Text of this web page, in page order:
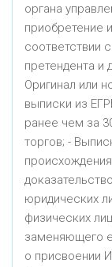
органа
приобретение
соответствии
претендента и
Оригинал или
выписки из
ранее чем за
торгов; -
юридических
физических
заменяющего
о присвоении